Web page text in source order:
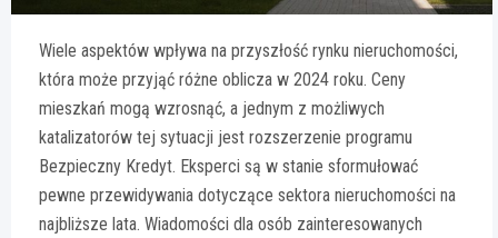
Wiele aspektów wpływa na przyszłość rynku nieruchomości,
która może przyjąć różne oblicza w 2024 roku. Ceny
mieszkań mogą wzrosnąć, a jednym z możliwych
katalizatorów tej sytuacji jest rozszerzenie programu
Bezpieczny Kredyt. Eksperci są w stanie sformułować
pewne przewidywania dotyczące sektora nieruchomości na
najbliższe lata. Wiadomości dla osób zainteresowanych